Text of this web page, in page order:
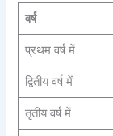
वर्ष
प्रथम वर्ष में
द्वितीय वर्ष में
तृतीय वर्ष में